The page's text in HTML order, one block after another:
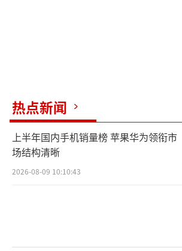
热点新闻
上半年国内手机销量榜 苹果华为领衔市
场结构清晰
2026-08-09 10:10:43